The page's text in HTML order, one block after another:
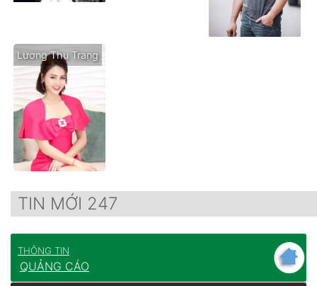
Lương Thu Trang
TIN MỚI 247
THÔNG TIN
QUẢNG CÁO